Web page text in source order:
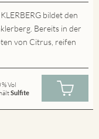
bildet den
Bereits in der
von Citrus, reifen
% Vol
Sulfite